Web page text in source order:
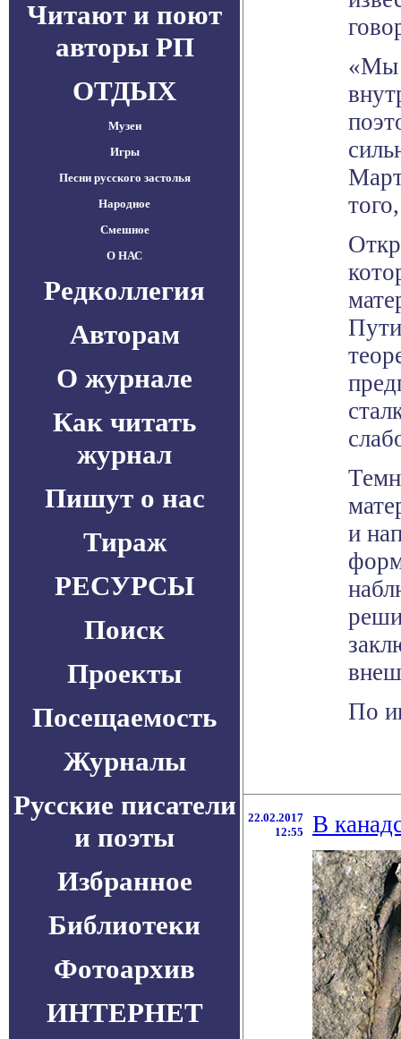
Читают и поют
авторы РП
ОТДЫХ
Музеи
Игры
Песни русского застолья
Народное
Смешное
О НАС
Редколлегия
Авторам
О журнале
Как читать
журнал
Пишут о нас
Тираж
РЕСУРСЫ
Поиск
Проекты
Посещаемость
Журналы
Русские писатели
и поэты
Избранное
Библиотеки
Фотоархив
ИНТЕРНЕТ
«Мы
и
По
22.02.2017
12:55
В